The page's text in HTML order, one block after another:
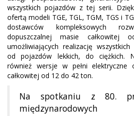
wszystkich pojazdów z tej serii.
ofertą modeli TGE, TGL, TGM, TGS i
dostawców kompleksowych
dopuszczalnej masie
umożliwiających realizację
od pojazdów lekkich, do ciężkich.
również wersje w pełni elektryczne
całkowitej od 12 do 42 ton.
Na spotkaniu z 80.
międzynarodowych